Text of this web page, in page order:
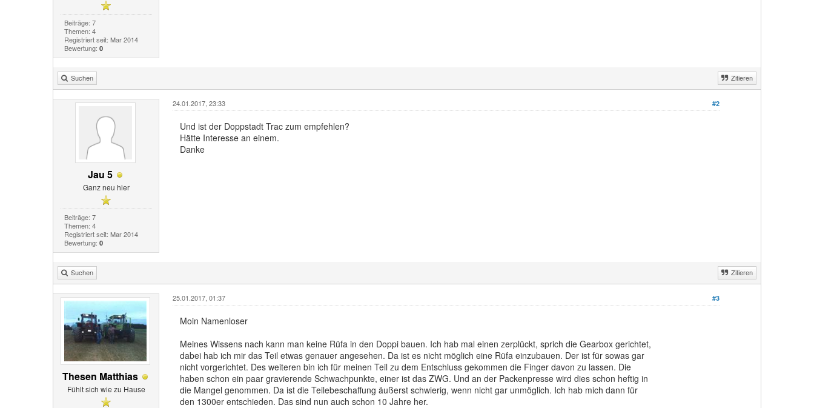
Beiträge: 7
Themen: 4
Registriert seit: Mar 2014
Bewertung: 0
Suchen Zitieren
Jau 5
Ganz neu hier
Beiträge: 7
Themen: 4
Registriert seit: Mar 2014
Bewertung: 0
#2
24.01.2017, 23:33
Und ist der Doppstadt Trac zum empfehlen?
Hätte Interesse an einem.
Danke
Suchen Zitieren
Thesen Matthias
Fühlt sich wie zu Hause
#3
25.01.2017, 01:37
Moin Namenloser
Meines Wissens nach kann man keine Rüfa in den Doppi bauen. Ich hab mal einen zerplückt, sprich die Gearbox gerichtet,
dabei hab ich mir das Teil etwas genauer angesehen. Da ist es nicht möglich eine Rüfa einzubauen. Der ist für sowas gar
nicht vorgerichtet. Des weiteren bin ich für meinen Teil zu dem Entschluss gekommen die Finger davon zu lassen. Die
haben schon ein paar gravierende Schwachpunkte, einer ist das ZWG. Und an der Packenpresse wird dies schon heftig in
die Mangel genommen. Da ist die Teilebeschaffung äußerst schwierig, wenn nicht gar unmöglich. Ich hab mich dann für
den 1300er entschieden. Das sind nun auch schon 10 Jahre her.